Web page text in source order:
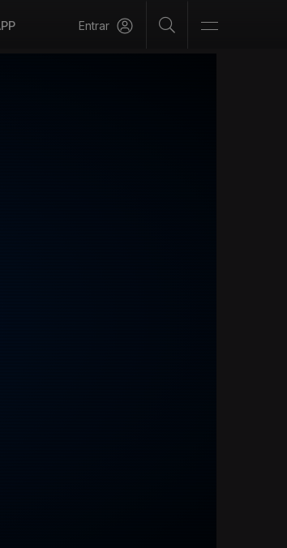
Entrar